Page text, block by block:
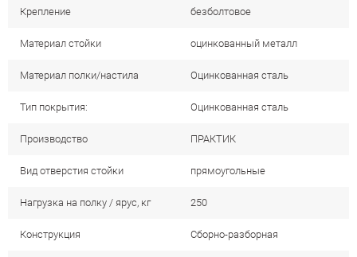
Крепление безболтовое
Материал стойки оцинкованный металл
Материал полки/настила Оцинкованная сталь
Тип покрытия: Оцинкованная сталь
Производство ПРАКТИК
Вид отверстия стойки прямоугольные
Нагрузка на полку / ярус, кг 250
Конструкция Сборно-разборная